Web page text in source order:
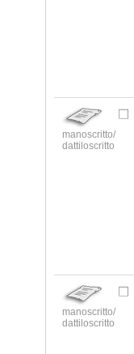
manoscritto/
dattiloscritto
manoscritto/
dattiloscritto